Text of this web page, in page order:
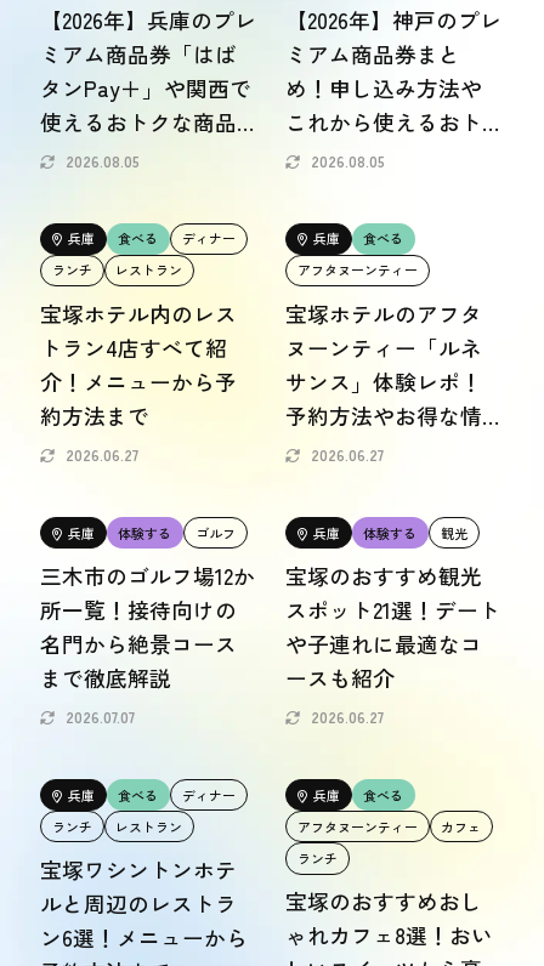
体験する
体験する
おトク情報
おトク情報
おすすめ
関西おでかけ手帖とは
お問い合わせ
【2026年】兵庫のプレ
ミアム商品券「はば
タンPay＋」や関西で
使えるおトクな商品
券もご紹介
2026.08.05
【2026年】神戸のプレ
ミアム商品券まと
め！申し込み方法や
これから使えるおト
クなサービスも
2026.08.05
兵庫 食べる
ディナー
ランチ
レストラン
宝塚ホテル内のレス
トラン4店すべて紹
介！メニューから予
約方法まで
2026.06.27
兵庫
食べる
アフタヌーンティー
宝塚ホテルのアフタ
ヌーンティー「ルネ
サンス」体験レポ！
予約方法やお得な情
報も紹介
2026.06.27
兵庫 体験する ゴルフ
三木市のゴルフ場12か
所一覧！接待向けの
名門から絶景コース
まで徹底解説
2026.07.07
兵庫 体験する 観光
宝塚のおすすめ観光
スポット21選！デート
や子連れに最適なコ
ースも紹介
2026.06.27
兵庫 食べる
ディナー
ランチ
レストラン
宝塚ワシントンホテ
ルと周辺のレストラ
ン6選！メニューから
兵庫
食べる
アフタヌーンティー
カフェ
ランチ
宝塚のおすすめおし
ゃれカフェ8選！おい